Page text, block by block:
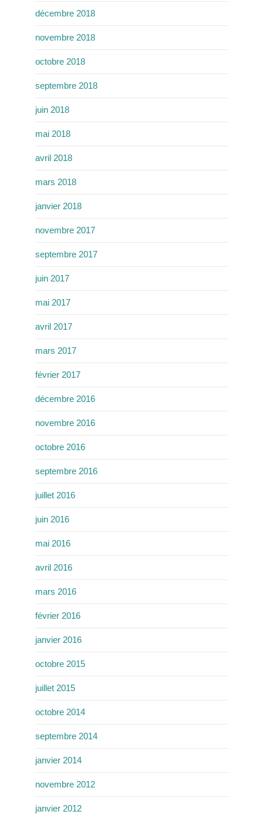
décembre 2018
novembre 2018
octobre 2018
septembre 2018
juin 2018
mai 2018
avril 2018
mars 2018
janvier 2018
novembre 2017
septembre 2017
juin 2017
mai 2017
avril 2017
mars 2017
février 2017
décembre 2016
novembre 2016
octobre 2016
septembre 2016
juillet 2016
juin 2016
mai 2016
avril 2016
mars 2016
février 2016
janvier 2016
octobre 2015
juillet 2015
octobre 2014
septembre 2014
janvier 2014
novembre 2012
janvier 2012